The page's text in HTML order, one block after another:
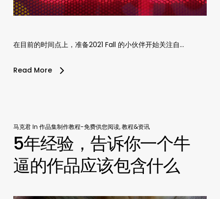
在目前的时间点上，准备2021 Fall 的小伙伴开始关注自…
Read More
马克君In 作品集制作教程-免费供您阅读,教程&资讯
5年经验，告诉你一个牛
逼的作品应该包含什么